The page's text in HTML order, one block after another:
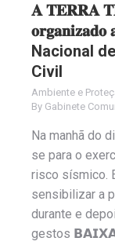
𝐀 𝐓𝐄𝐑𝐑𝐀
Nacional
Civil
Ambiente e
By Gabinete
Na manhã
se para o
risco sísmico.
sensibilizar a
durante e
gestos